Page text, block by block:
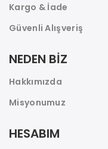
Kargo & İade
Güvenli Alışveriş
NEDEN BİZ
Hakkımızda
Misyonumuz
HESABIM